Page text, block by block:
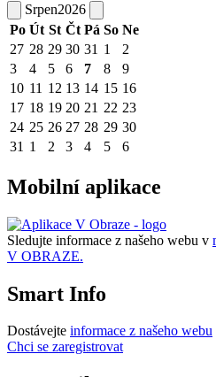
Srpen2026
Po Út St Čt Pá So Ne
27 28 29 30 31 1
2
3
4 5 6 7 8
9
10 11 12 13 14 15 16
17 18 19 20 21 22 23
24 25 26 27 28 29 30
31 1 2 3 4 5 6
Mobilní aplikace
Sledujte informace z našeho webu v
V OBRAZE.
Smart Info
Dostávejte informace z našeho webu
Chci se zaregistrovat